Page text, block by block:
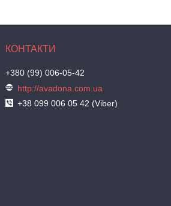
+380 (99) 006-05-42
http://avadona.com.ua
+38 099 006 05 42 (Viber)